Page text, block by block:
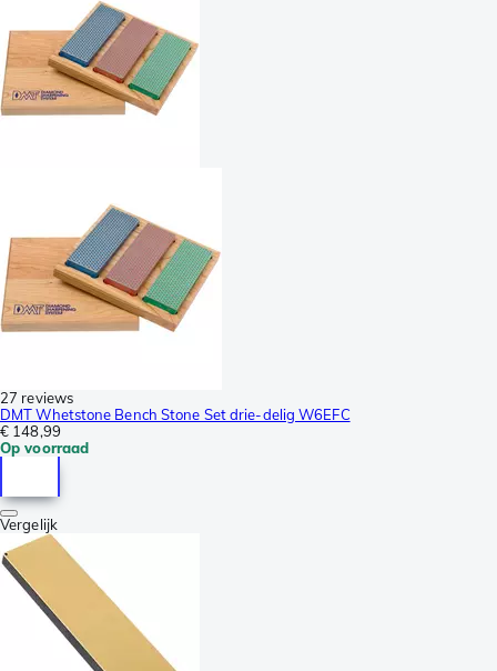
27 reviews
DMT Whetstone Bench Stone Set drie-delig W6EFC
€ 148,99
Op voorraad
Vergelijk